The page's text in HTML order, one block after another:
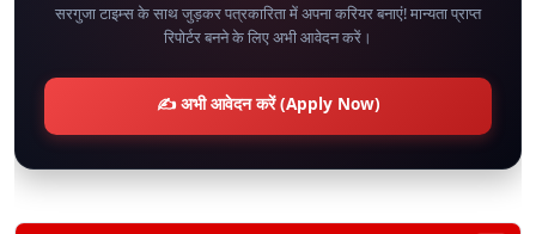
सरगुजा टाइम्स के साथ जुड़कर पत्रकारिता में अपना करियर बनाएं! मान्यता प्राप्त
रिपोर्टर बनने के लिए अभी आवेदन करें।
✍️ अभी आवेदन करें (Apply Now)